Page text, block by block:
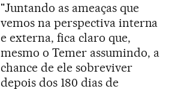
"Juntando as ameaças que
vemos na perspectiva interna
e externa, fica claro que,
mesmo o Temer assumindo, a
chance de ele sobreviver
depois dos 180 dias de